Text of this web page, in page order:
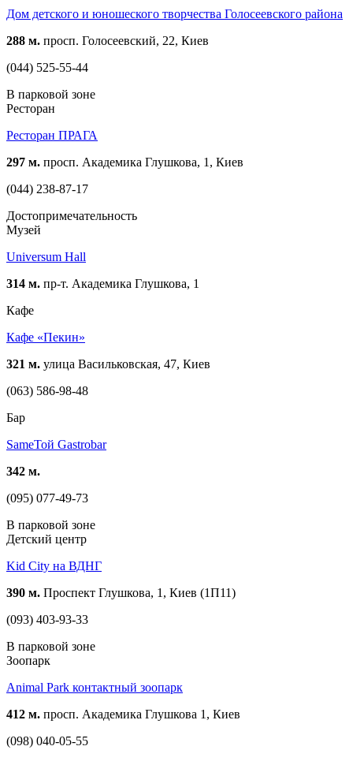
Дом детского и юношеского творчества Голосеевского района
288 м. просп. Голосеевский, 22, Киев
(044) 525-55-44
В парковой зоне
Ресторан
Ресторан ПРАГА
297 м. просп. Академика Глушкова, 1, Киев
(044) 238-87-17
Достопримечательность
Музей
Universum Hall
314 м. пр-т. Академика Глушкова, 1
Кафе
Кафе «Пекин»
321 м. улица Васильковская, 47, Киев
(063) 586-98-48
Бар
SameToй Gastrobar
342 м.
(095) 077-49-73
В парковой зоне
Детский центр
Kid City на ВДНГ
390 м. Проспект Глушкова, 1, Киев (1П11)
(093) 403-93-33
В парковой зоне
Зоопарк
Animal Park контактный зоопарк
412 м. просп. Академика Глушкова 1, Киев
(098) 040-05-55